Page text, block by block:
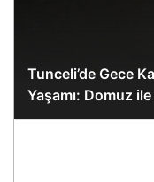
Tunceli’de Gece
Yaşamı: Domuz